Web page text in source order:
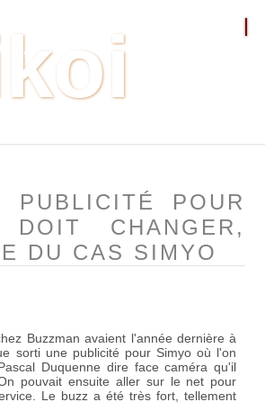
⛵︎
POUR
CHANGER,
DU CAS SIMYO
Buzzman avaient l'année dernière à
sorti une publicité pour Simyo où l'on
Duquenne dire face caméra qu'il
pouvait ensuite aller sur le net pour
Le buzz a été très fort, tellement